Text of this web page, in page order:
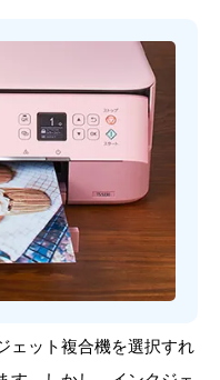
ェット複合機を選択すれ